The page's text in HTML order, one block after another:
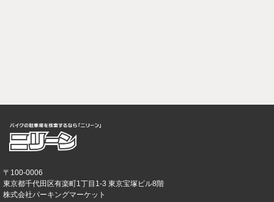
〒100-0006
東京都千代田区有楽町1丁目1-3 東京宝塚ビル8階
株式会社パーキングマーケット